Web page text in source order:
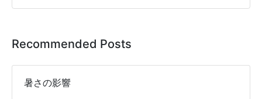
Recommended Posts
暑さの影響